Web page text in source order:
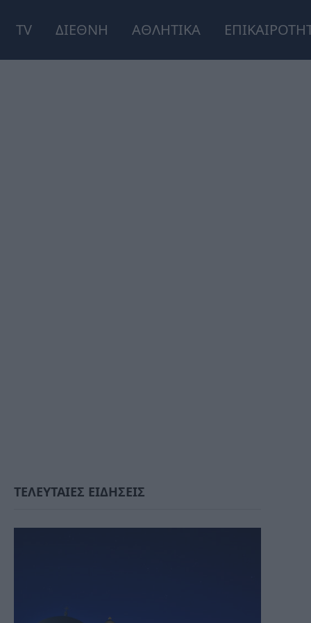
TV ΔΙΕΘΝΗ ΑΘΛΗΤΙΚΑ
ΤΕΛΕΥΤΑΙΕΣ ΕΙΔΗΣΕΙΣ